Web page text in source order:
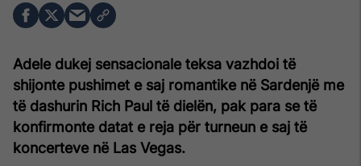
Adele dukej sensacionale teksa vazhdoi të
shijonte pushimet e saj romantike në Sardenjë me
të dashurin Rich Paul të dielën, pak para se të
konfirmonte datat e reja për turneun e saj të
koncerteve në Las Vegas.